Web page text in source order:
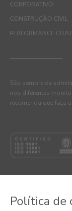
CORPORATIVO
CONSTRUÇÃO CIVIL
PERFORMANCE
São sempre de
nos diferentes
recomenda que faça
Política de